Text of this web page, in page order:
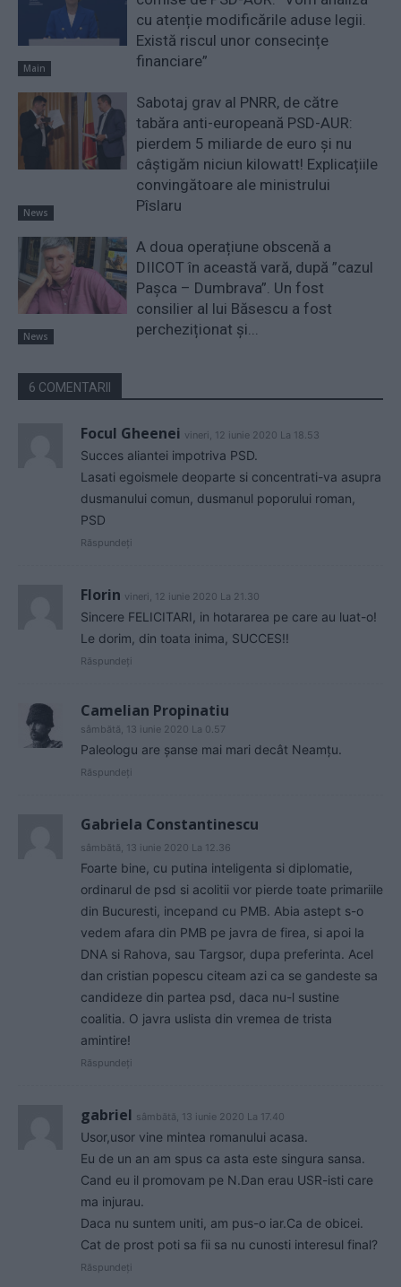
Main
cu atenție modificările aduse legii.
Există riscul unor consecințe
financiare”
News
Sabotaj grav al PNRR, de către
tabăra anti-europeană PSD-AUR:
pierdem 5 miliarde de euro și nu
câștigăm niciun kilowatt! Explicațiile
convingătoare ale ministrului
Pîslaru
News
A doua operațiune obscenă a
DIICOT în această vară, după ”cazul
Pașca – Dumbrava”. Un fost
consilier al lui Băsescu a fost
percheziționat și...
6 COMENTARII
Focul Gheenei vineri, 12 iunie 2020 La 18.53
Succes aliantei impotriva PSD.
Lasati egoismele deoparte si concentrati-va asupra
dusmanului comun, dusmanul poporului roman,
PSD
Răspundeți
Florin vineri, 12 iunie 2020 La 21.30
Sincere FELICITARI, in hotararea pe care au luat-o!
Le dorim, din toata inima, SUCCES!!
Răspundeți
Camelian Propinatiu
sâmbătă, 13 iunie 2020 La 0.57
Paleologu are şanse mai mari decât Neamţu.
Răspundeți
Gabriela Constantinescu
sâmbătă, 13 iunie 2020 La 12.36
Foarte bine, cu putina inteligenta si diplomatie,
ordinarul de psd si acolitii vor pierde toate primariile
din Bucuresti, incepand cu PMB. Abia astept s-o
vedem afara din PMB pe javra de firea, si apoi la
DNA si Rahova, sau Targsor, dupa preferinta. Acel
dan cristian popescu citeam azi ca se gandeste sa
candideze din partea psd, daca nu-l sustine
coalitia. O javra uslista din vremea de trista
amintire!
Răspundeți
gabriel sâmbătă, 13 iunie 2020 La 17.40
Usor,usor vine mintea romanului acasa.
Eu de un an am spus ca asta este singura sansa.
Cand eu il promovam pe N.Dan erau USR-isti care
ma injurau.
Daca nu suntem uniti, am pus-o iar.Ca de obicei.
Cat de prost poti sa fii sa nu cunosti interesul final?
Răspundeți